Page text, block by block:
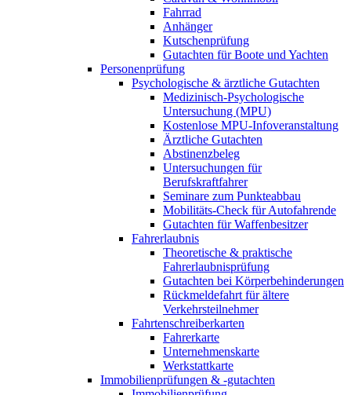
Fahrrad
Anhänger
Kutschenprüfung
Gutachten für Boote und Yachten
Personenprüfung
Psychologische & ärztliche Gutachten
Medizinisch-Psychologische
Untersuchung (MPU)
Kostenlose MPU-Infoveranstaltung
Ärztliche Gutachten
Abstinenzbeleg
Untersuchungen für
Berufskraftfahrer
Seminare zum Punkteabbau
Mobilitäts-Check für Autofahrende
Gutachten für Waffenbesitzer
Fahrerlaubnis
Theoretische & praktische
Fahrerlaubnisprüfung
Gutachten bei Körperbehinderungen
Rückmeldefahrt für ältere
Verkehrsteilnehmer
Fahrtenschreiberkarten
Fahrerkarte
Unternehmenskarte
Werkstattkarte
Immobilienprüfungen & -gutachten